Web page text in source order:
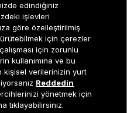
edindiğiniz
işlevleri
göre özelleştirilmiş
için çerezler
için zorunlu
kullanımına ve bu
kişisel verilerinizin yurt
Reddedin
yönetmek için
tıklayabilirsiniz.